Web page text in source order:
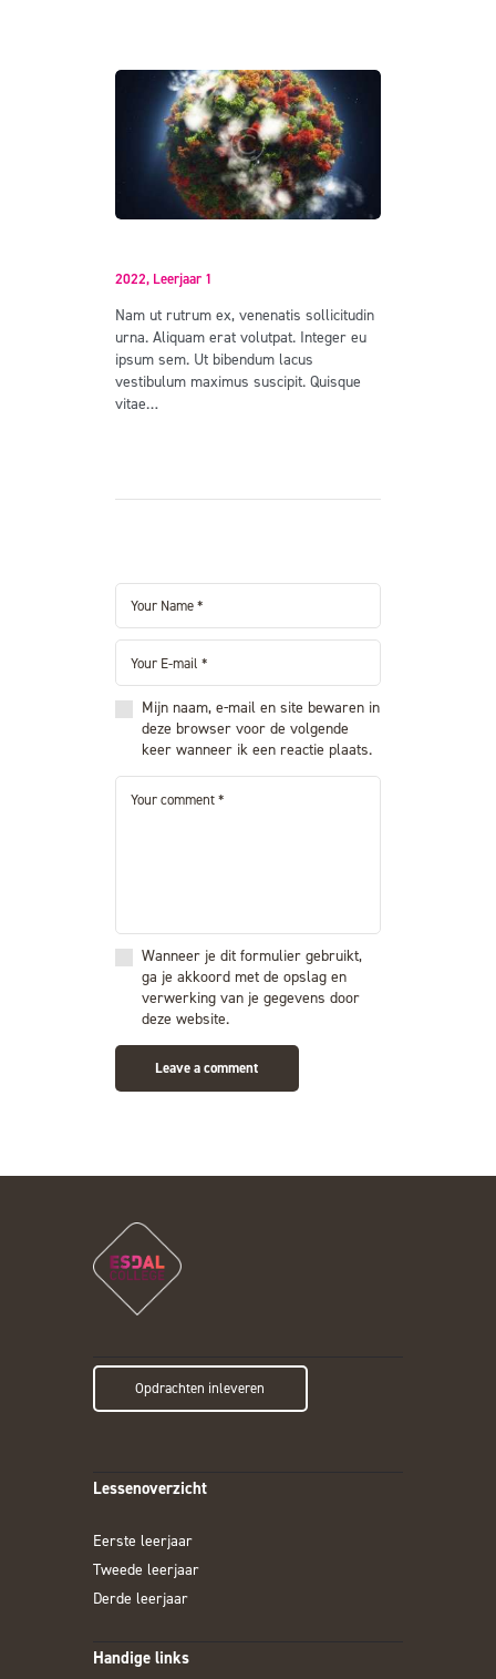
2022, Leerjaar 1
Nam ut rutrum ex, venenatis sollicitudin
urna. Aliquam erat volutpat. Integer eu
ipsum sem. Ut bibendum lacus
vestibulum maximus suscipit. Quisque
vitae…
Mijn naam, e-mail en site bewaren in
deze browser voor de volgende
keer wanneer ik een reactie plaats.
Wanneer je dit formulier gebruikt,
ga je akkoord met de opslag en
verwerking van je gegevens door
deze website.
Opdrachten inleveren
Lessenoverzicht
Eerste leerjaar
Tweede leerjaar
Derde leerjaar
Handige links